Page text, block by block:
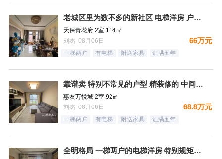
老城区里为数不多的新社区 电梯洋房 户型方正
天保青花府 2室 114㎡
刘杰 08月06日
66万元
一梯两户 有电梯 附送家具 证满五年
靠谱卖 特别不常见的户型 精装修的 中间楼层 卫生间带窗户
惠友万悦城 2室 92㎡
刘杰 08月06日
68.8万元
一梯两户 有电梯 附送家具 证满五年
全明格局 一梯两户的电梯洋房 特别规矩的一个小区 集中供暖